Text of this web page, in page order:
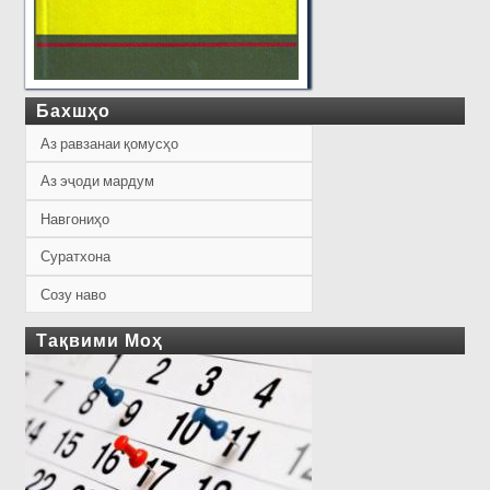
Бахшҳо
Аз равзанаи қомусҳо
Аз эҷоди мардум
Навгониҳо
Суратхона
Созу наво
Тақвими Моҳ